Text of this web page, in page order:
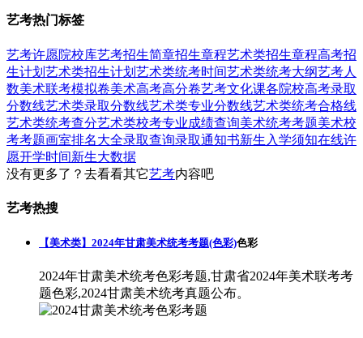
艺考热门标签
艺考许愿院校库艺考招生简章招生章程艺术类招生章程高考招
生计划 艺术类招生计划 艺术类统考时间艺术类统考大纲艺考人
数美术联考模拟卷美术高考高分卷艺考文化课各院校高考录取
分数线艺术类录取分数线艺术类专业分数线艺术类统考合格线
艺术类统考查分艺术类校考专业成绩查询美术统考考题美术校
考考题画室排名大全录取查询录取通知书新生入学须知在线许
愿开学时间新生大数据
没有更多了？去看看其它艺考内容吧
艺考热搜
【美术类】2024年甘肃美术统考考题(色彩)色彩
2024年甘肃美术统考色彩考题,甘肃省2024年美术联考考
题色彩,2024甘肃美术统考真题公布。